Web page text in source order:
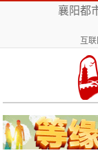
襄阳都
互